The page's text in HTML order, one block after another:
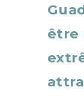
être